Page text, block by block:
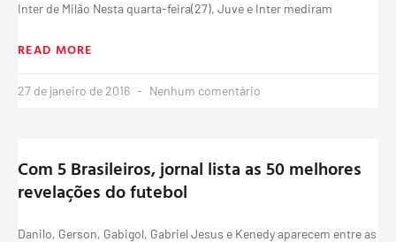
Inter de Milão Nesta quarta-feira(27), Juve e Inter mediram
READ MORE
27 de janeiro de 2016 Nenhum comentário
Com 5 Brasileiros, jornal lista as 50 melhores
revelações do futebol
Danilo, Gerson, Gabigol, Gabriel Jesus e Kenedy aparecem entre as